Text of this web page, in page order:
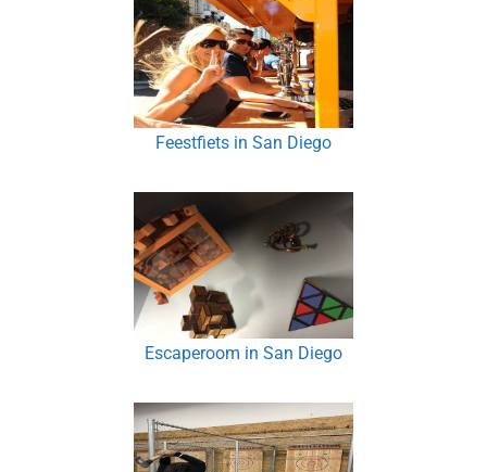
Feestfiets in San Diego
Escaperoom in San Diego